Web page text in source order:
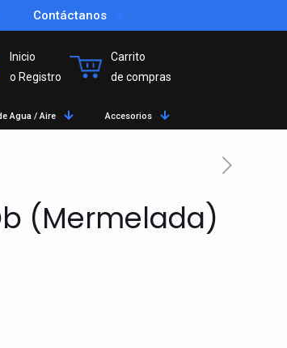
Contáctanos
Inicio
o Registro
Carrito
de compras
Agua / Aire Accesorios
(Mermelada)